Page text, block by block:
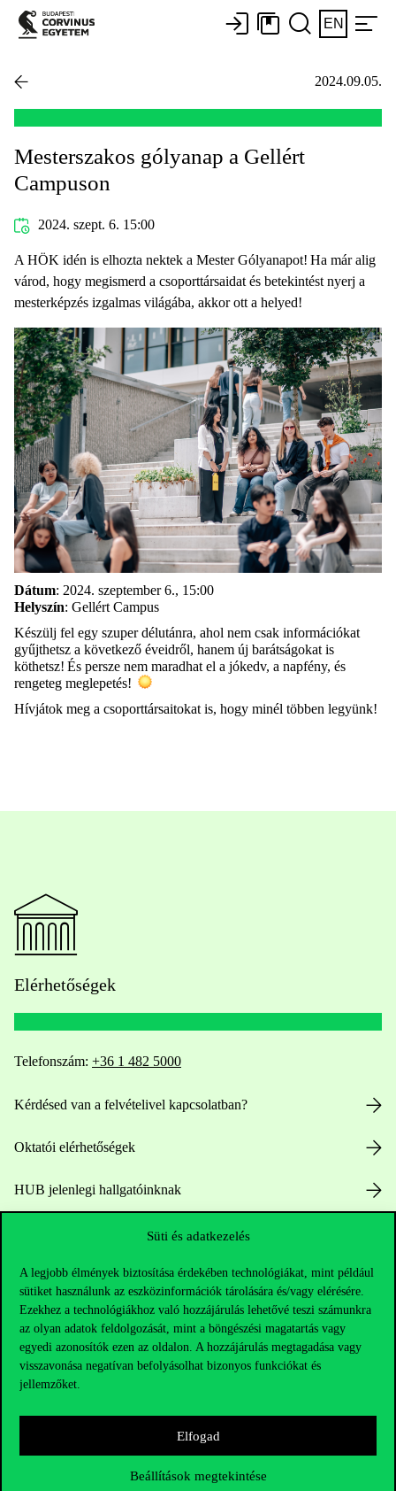
Süti és adatkezelés
A legjobb élmények biztosítása érdekében technológiákat, mint például
sütiket használunk az eszközinformációk tárolására és/vagy elérésére.
Ezekhez a technológiákhoz való hozzájárulás lehetővé teszi számunkra
az olyan adatok feldolgozását, mint a böngészési magatartás vagy
egyedi azonosítók ezen az oldalon. A hozzájárulás megtagadása vagy
visszavonása negatívan befolyásolhat bizonyos funkciókat és
jellemzőket.
Elfogad
Beállítások megtekintése
EN
2024.09.05.
Mesterszakos gólyanap a Gellért
Campuson
2024. szept. 6. 15:00
A HÖK idén is elhozta nektek a Mester Gólyanapot! Ha már alig
várod, hogy megismerd a csoporttársaidat és betekintést nyerj a
mesterképzés izgalmas világába, akkor ott a helyed!
Dátum: 2024. szeptember 6., 15:00
Helyszín: Gellért Campus
Készülj fel egy szuper délutánra, ahol nem csak információkat
gyűjthetsz a következő éveidről, hanem új barátságokat is
köthetsz! És persze nem maradhat el a jókedv, a napfény, és
rengeteg meglepetés!
Hívjátok meg a csoporttársaitokat is, hogy minél többen legyünk!
Elérhetőségek
Telefonszám: +36 1 482 5000
Kérdésed van a felvételivel kapcsolatban?
Oktatói elérhetőségek
HUB jelenlegi hallgatóinknak
press@uni-corvinus.hu
Hasznos linkek
Nyitvatartás